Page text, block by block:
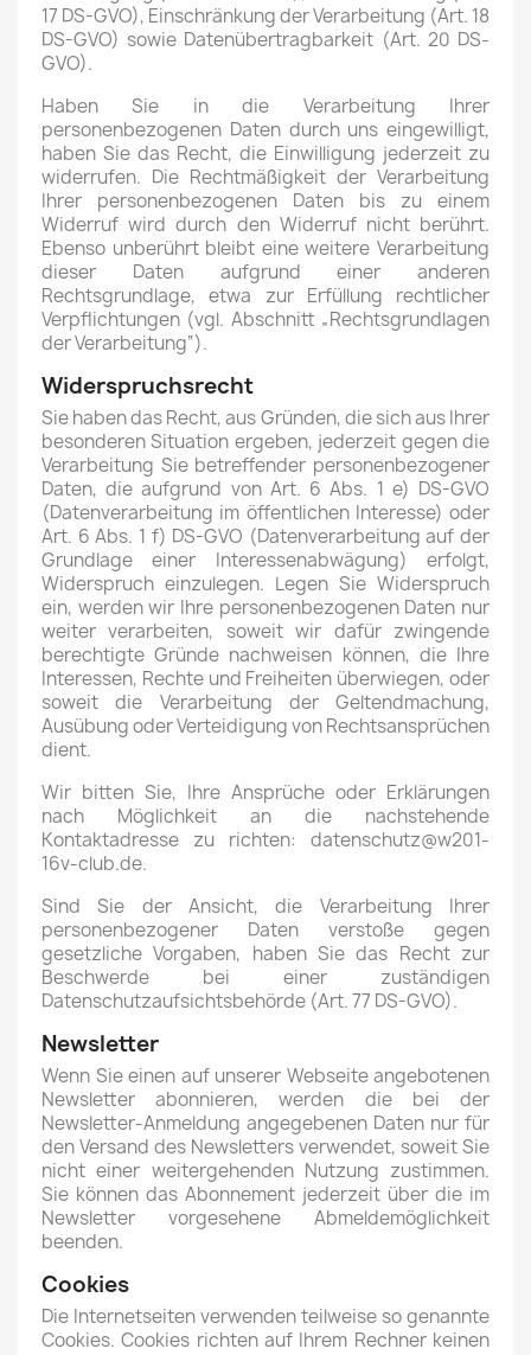
17 DS-GVO), Einschränkung der Verarbeitung (Art. 18
DS-GVO) sowie Datenübertragbarkeit (Art. 20 DS-
GVO).
Haben Sie in die Verarbeitung Ihrer
personenbezogenen Daten durch uns eingewilligt,
haben Sie das Recht, die Einwilligung jederzeit zu
widerrufen. Die Rechtmäßigkeit der Verarbeitung
Ihrer personenbezogenen Daten bis zu einem
Widerruf wird durch den Widerruf nicht berührt.
Ebenso unberührt bleibt eine weitere Verarbeitung
dieser Daten aufgrund einer anderen
Rechtsgrundlage, etwa zur Erfüllung rechtlicher
Verpflichtungen (vgl. Abschnitt „Rechtsgrundlagen
der Verarbeitung“).
Widerspruchsrecht
Sie haben das Recht, aus Gründen, die sich aus Ihrer
besonderen Situation ergeben, jederzeit gegen die
Verarbeitung Sie betreffender personenbezogener
Daten, die aufgrund von Art. 6 Abs. 1 e) DS-GVO
(Datenverarbeitung im öffentlichen Interesse) oder
Art. 6 Abs. 1 f) DS-GVO (Datenverarbeitung auf der
Grundlage einer Interessenabwägung) erfolgt,
Widerspruch einzulegen. Legen Sie Widerspruch
ein, werden wir Ihre personenbezogenen Daten nur
weiter verarbeiten, soweit wir dafür zwingende
berechtigte Gründe nachweisen können, die Ihre
Interessen, Rechte und Freiheiten überwiegen, oder
soweit die Verarbeitung der Geltendmachung,
Ausübung oder Verteidigung von Rechtsansprüchen
dient.
Wir bitten Sie, Ihre Ansprüche oder Erklärungen
nach Möglichkeit an die nachstehende
Kontaktadresse zu richten: datenschutz@w201-
16v-club.de.
Sind Sie der Ansicht, die Verarbeitung Ihrer
personenbezogener Daten verstoße gegen
gesetzliche Vorgaben, haben Sie das Recht zur
Beschwerde bei einer zuständigen
Datenschutzaufsichtsbehörde (Art. 77 DS-GVO).
Newsletter
Wenn Sie einen auf unserer Webseite angebotenen
Newsletter abonnieren, werden die bei der
Newsletter-Anmeldung angegebenen Daten nur für
den Versand des Newsletters verwendet, soweit Sie
nicht einer weitergehenden Nutzung zustimmen.
Sie können das Abonnement jederzeit über die im
Newsletter vorgesehene Abmeldemöglichkeit
beenden.
Cookies
Die Internetseiten verwenden teilweise so genannte
Cookies. Cookies richten auf Ihrem Rechner keinen